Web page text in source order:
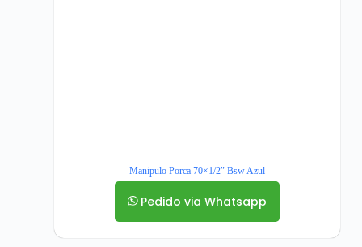
Manipulo Porca 70×1/2″ Bsw Azul
Pedido via Whatsapp